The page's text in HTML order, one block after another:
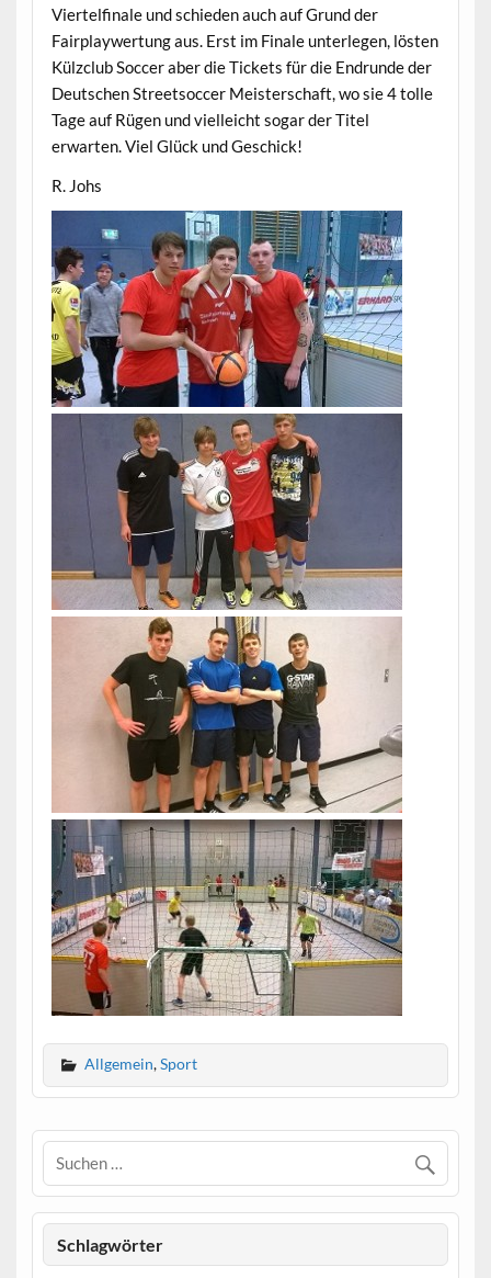
Viertelfinale und schieden auch auf Grund der
Fairplaywertung aus. Erst im Finale unterlegen, lösten
Külzclub Soccer aber die Tickets für die Endrunde der
Deutschen Streetsoccer Meisterschaft, wo sie 4 tolle
Tage auf Rügen und vielleicht sogar der Titel
erwarten. Viel Glück und Geschick!
R. Johs
Allgemein,Sport
Schlagwörter